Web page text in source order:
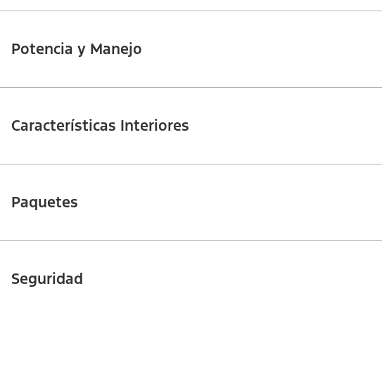
Potencia y Manejo
Características Interiores
Paquetes
Seguridad